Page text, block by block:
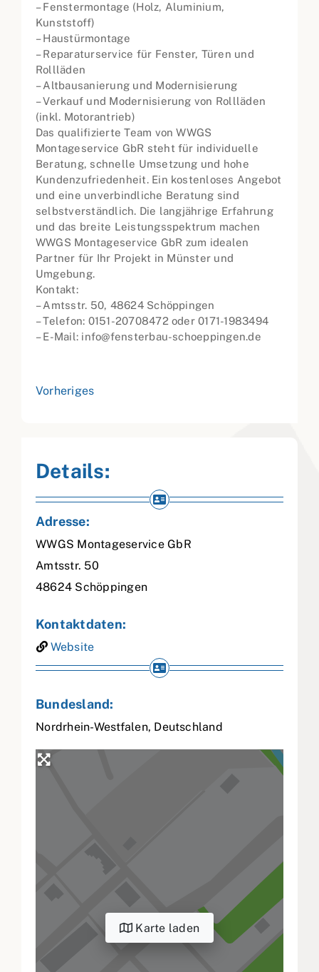
– Fenstermontage (Holz, Aluminium,
Kunststoff)
– Haustürmontage
– Reparaturservice für Fenster, Türen und
Rollläden
– Altbausanierung und Modernisierung
– Verkauf und Modernisierung von Rollläden
(inkl. Motorantrieb)
Das qualifizierte Team von WWGS
Montageservice GbR steht für individuelle
Beratung, schnelle Umsetzung und hohe
Kundenzufriedenheit. Ein kostenloses Angebot
und eine unverbindliche Beratung sind
selbstverständlich. Die langjährige Erfahrung
und das breite Leistungsspektrum machen
WWGS Montageservice GbR zum idealen
Partner für Ihr Projekt in Münster und
Umgebung.
Kontakt:
– Amtsstr. 50, 48624 Schöppingen
– Telefon: 0151-20708472 oder 0171-1983494
– E-Mail: info@fensterbau-schoeppingen.de
Vorheriges
Details:
Adresse:
WWGS Montageservice GbR
Amtsstr. 50
48624 Schöppingen
Kontaktdaten:
Website
Bundesland:
Nordrhein-Westfalen, Deutschland
Karte laden